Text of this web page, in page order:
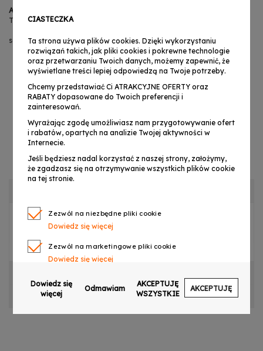
Anita Martynowska
TEL : +48 503 158 938
serwis@musicexpress.pl
S. LIGHT4ME PREMIUM ZOOM WASH 1910 RGBW
PŁYTA LED
OPINIE
CIASTECZKA
Ta strona używa plików cookies. Dzięki wykorzystaniu
rozwiązań takich, jak pliki cookies i pokrewne technologie
oraz przetwarzaniu Twoich danych, możemy zapewnić, że
wyświetlane treści lepiej odpowiedzą na Twoje potrzeby.
Chcemy przedstawiać Ci ATRAKCYJNE OFERTY oraz
RABATY dopasowane do Twoich preferencji i
zainteresowań.
Wyrażając zgodę umożliwiasz nam przygotowywanie ofert
i rabatów, opartych na analizie Twojej aktywności w
Internecie.
Jeśli będziesz nadal korzystać z naszej strony, założymy,
że zgadzasz się na otrzymywanie wszystkich plików cookie
na tej stronie.
Zezwól na niezbędne pliki cookie
Dowiedz się więcej
Zezwól na marketingowe pliki cookie
Dowiedz się więcej
Zezwól na pliki cookie dotyczące preferencji
Dowiedz się więcej
Dowiedz się
więcej
Odmawiam
AKCEPTUJĘ
WSZYSTKIE
AKCEPTUJĘ